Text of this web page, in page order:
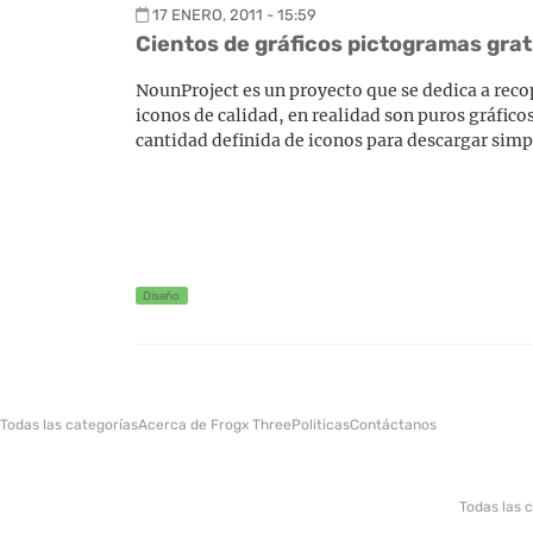
17 ENERO, 2011 - 15:59
Cientos de gráficos pictogramas
NounProject es un proyecto que se dedica a
iconos de calidad, en realidad son puros
cantidad definida de iconos para descargar
Diseño
Todas las categoríasAcerca de Frogx ThreePoliticasContáctanos
Todas las